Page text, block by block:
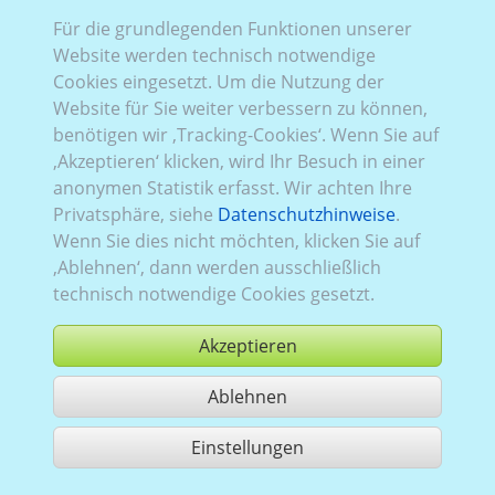
Sachsenring Trabant
Für die grundlegenden Funktionen unserer
Website werden technisch notwendige
Cookies eingesetzt. Um die Nutzung der
Website für Sie weiter verbessern zu können,
benötigen wir ‚Tracking-Cookies‘. Wenn Sie auf
‚Akzeptieren‘ klicken, wird Ihr Besuch in einer
anonymen Statistik erfasst. Wir achten Ihre
Privatsphäre, siehe Datenschutzhinweise.
Wenn Sie dies nicht möchten, klicken Sie auf
‚Ablehnen‘, dann werden ausschließlich
technisch notwendige Cookies gesetzt.
Akzeptieren
Ablehnen
Einstellungen